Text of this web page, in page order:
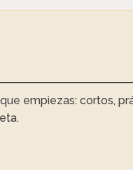
empiezas: cortos,